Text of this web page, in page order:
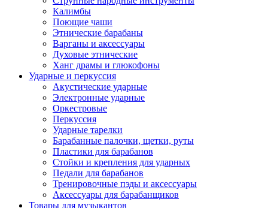
Калимбы
Поющие чаши
Этнические барабаны
Варганы и аксессуары
Духовые этнические
Ханг драмы и глюкофоны
Ударные и перкуссия
Акустические ударные
Электронные ударные
Оркестровые
Перкуссия
Ударные тарелки
Барабанные палочки, щетки, руты
Пластики для барабанов
Стойки и крепления для ударных
Педали для барабанов
Тренировочные пэды и аксессуары
Аксессуары для барабанщиков
Товары для музыкантов